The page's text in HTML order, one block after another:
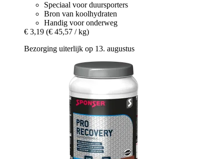
Speciaal voor duursporters
Bron van koolhydraten
Handig voor onderweg
€ 3,19 (€ 45,57 / kg)
Bezorging uiterlijk op 13. augustus